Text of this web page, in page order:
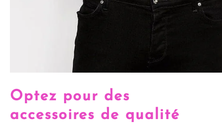
Optez pour des
accessoires de qualité